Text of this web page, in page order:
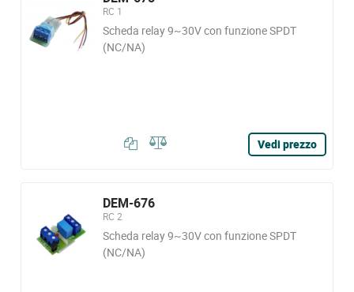
RC 1
Scheda relay 9~30V con funzione SPDT
(NC/NA)
Vedi prezzo
DEM-676
RC 2
Scheda relay 9~30V con funzione SPDT
(NC/NA)